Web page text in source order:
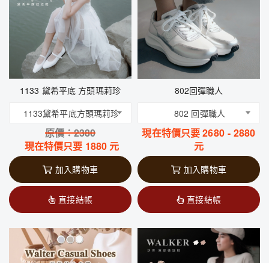
1133 黛希平底 方頭瑪莉珍
1133黛希平底方頭瑪莉珍
原價：2380
現在特價只要 1880 元
加入購物車
直接結帳
802回彈職人
802 回彈職人
現在特價只要2680 - 2880
元
加入購物車
直接結帳